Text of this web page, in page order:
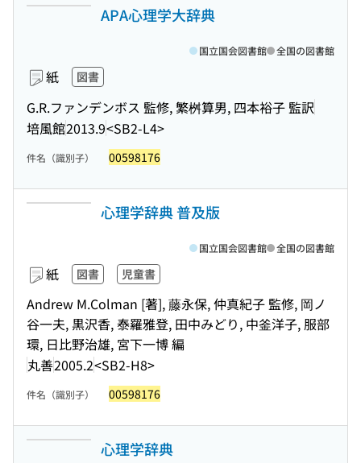
APA心理学大辞典
紙 図書
G.R.ファンデンボス 監修, 繁桝算男, 四本裕子 監訳
培風館2013.9<SB2-L4>
国立国会図書館 全国の図書館
件名（識別子） 00598176
心理学辞典 普及版
紙 図書 児童書
Andrew M.Colman [著], 藤永保, 仲真紀子 監修, 岡ノ
谷一夫, 黒沢香, 泰羅雅登, 田中みどり, 中釜洋子, 服部
環, 日比野治雄, 宮下一博 編
丸善2005.2<SB2-H8>
国立国会図書館 全国の図書館
件名（識別子） 00598176
心理学辞典